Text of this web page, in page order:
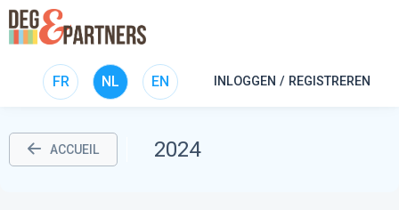
FR NL EN INLOGGEN / REGISTREREN
ACCUEIL 2024